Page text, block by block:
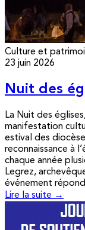
Culture et
23 juin 2026
Nuit des
La Nuit des
manifestation
estival des
reconnaissance à
chaque année
Legrez,
événement répond
Lire la suite →